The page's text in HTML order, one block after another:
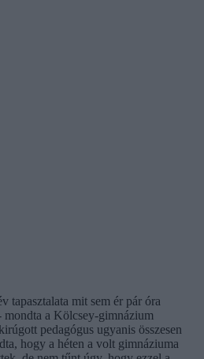
tapasztalata mit sem ér pár óra
mondta a Kölcsey-gimnázium
pedagógus ugyanis összesen
hogy a héten a volt gimnáziuma